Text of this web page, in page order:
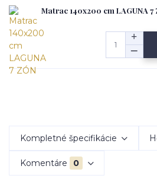
Matrac 140x200 cm LAGUNA 7
Kompletné špecifikácie
Komentáre 0